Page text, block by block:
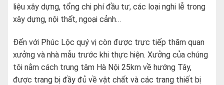
liệu xây dựng, tổng chi phí đầu tư, các loại nghi lễ trong
xây dựng, nội thất, ngoại cảnh…
Đến với Phúc Lộc quý vị còn được trực tiếp thăm quan
xưởng và nhà mẫu trước khi thực hiện. Xưởng của chúng
tôi nằm cách trung tâm Hà Nội 25km về hướng Tây,
được trang bị đầy đủ về vật chất và các trang thiết bị